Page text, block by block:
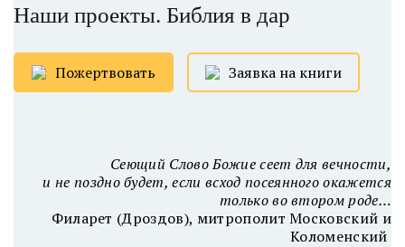
Наши проекты. Библия в дар
Пожертвовать Заявка на книги
Сеющий Слово Божие сеет для вечности,
и не поздно будет, если всход посеянного окажется
только во втором роде…
Филарет (Дроздов), митрополит Московский и
Коломенский